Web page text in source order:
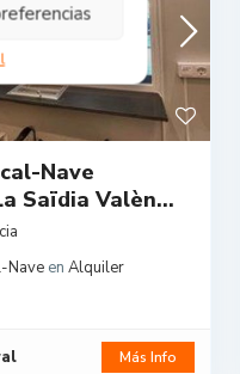
Nave
Saïdia Valèn...
Nave en Alquiler
Más Info